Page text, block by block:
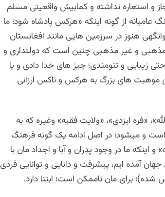
و استعاره نداشته و کمابیش واقعیتی مسلم
از گونه اینکه «هرکس پادشاه شود؛ ما
هنوز در سرزمین هایی مانند افغانستان
و غیر مذهبی چنین است که دولتداری و
زیبایی و تنومندی؛ چیز های خدا دادی و یا
های بزرگ به هرکس و ناکس ارزانی
«فره ایزدی»، «ولایت فقیه» وغیره که به
و میشود؛ در اصل ادامه یک گونه فرهنگ
اینکه ما در وجود پدران و آبا و اجداد مان با
آمده ایم، پیشرفت و دانایی و توانایی فردی
برای مان ناممکن است؛ ابتنا دارد.